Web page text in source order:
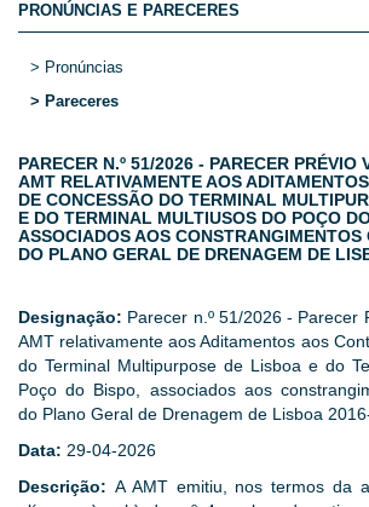
PRONÚNCIAS E PARECERES
> Pronúncias
> Pareceres
PARECER N.º 51/2026 - PARECER PRÉVIO
AMT RELATIVAMENTE AOS
DE CONCESSÃO DO TERMINAL
E DO TERMINAL MULTIUSOS DO POÇO
ASSOCIADOS AOS CONSTRANGIMENTOS
DO PLANO GERAL DE DRENAGEM DE
Designação: Parecer n.º 51/2026 - Parecer
AMT relativamente aos Aditamentos aos
do Terminal Multipurpose de Lisboa e do
Poço do Bispo, associados aos
do Plano Geral de Drenagem de Lisboa
Data: 29-04-2026
Descrição: A AMT emitiu, nos termos da